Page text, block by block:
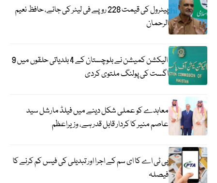
پیٹرول کی قیمت 228 روپے فی لیٹر کی جائے، حافظ نعیم
الرحمان
الیکشن کمیشن نے بلوچستان کے 4 بلدیاتی حلقوں میں 9
اگست کی پولنگ ملتوی کردی
معاہدے کو عملی شکل دینے میں فیلڈ مارشل سید
عاصم منیر کا کردار قابل قدر ہے، وزیراعظم
پی ٹی اے کا ای سم کے اجرا اور تبدیلی کی فیس کم کرنے کا
فیصلہ